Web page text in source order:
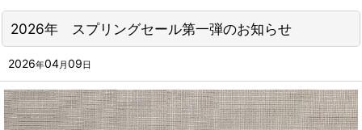
2026年 スプリングセール第一弾のお知らせ
2026年04月09日